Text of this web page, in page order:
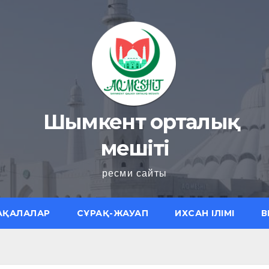
Шымкент орталық
мешіті
ресми сайты
СҰРАҚ-ЖАУАП ИХСАН ІЛІМІ